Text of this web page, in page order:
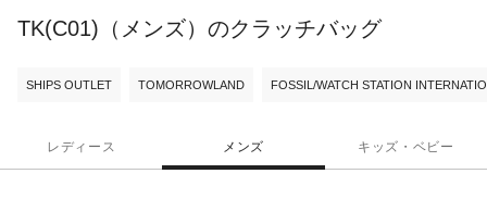
TK(C01)（メンズ）のクラッチバッグ
SHIPS OUTLET TOMORROWLAND FOSSIL/WATCH STATION
レディース メンズ キッズ・ベビー